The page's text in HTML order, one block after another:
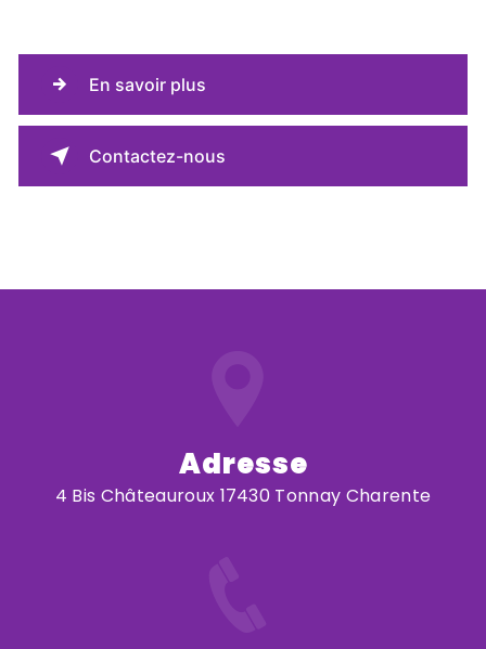
En savoir plus
Contactez-nous
Adresse
4 Bis Châteauroux 17430 Tonnay Charente